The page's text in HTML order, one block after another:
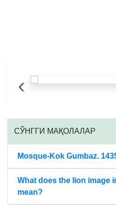
‹
CЎНГГИ МАҚОЛАЛАР
Mosque-Kok Gumbaz.
What does the lion image
mean?